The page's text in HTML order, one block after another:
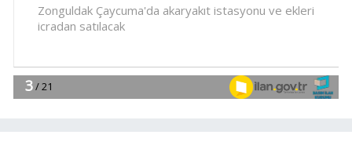
10:09Büyükelçiliklerde değişim...